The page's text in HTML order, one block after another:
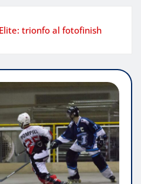
trionfo al fotofinish